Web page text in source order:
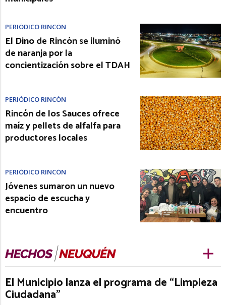
PERIÓDICO RINCÓN
El Dino de Rincón se iluminó
de naranja por la
concientización sobre el TDAH
PERIÓDICO RINCÓN
Rincón de los Sauces ofrece
maíz y pellets de alfalfa para
productores locales
PERIÓDICO RINCÓN
Jóvenes sumaron un nuevo
espacio de escucha y
encuentro
El Municipio lanza el programa de “Limpieza
Ciudadana”